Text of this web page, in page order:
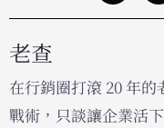
老查
在行銷圈打滾 20 年
戰術，只談讓企業活